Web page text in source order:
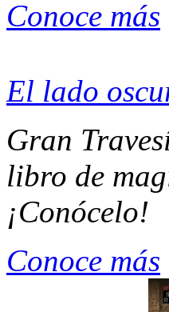
Conoce más
El lado
Gran
libro de
¡Conócelo!
Conoce más